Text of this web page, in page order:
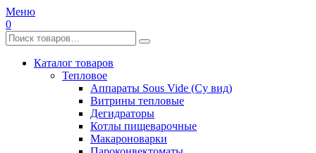
Меню
0
Каталог товаров
Тепловое
Аппараты Sous Vide (Су вид)
Витрины тепловые
Дегидраторы
Котлы пищеварочные
Макароноварки